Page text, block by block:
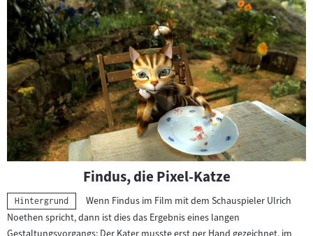
Findus, die Pixel-Katze
Kategorie:
Hintergrund
Wenn Findus im Film mit dem Schauspieler Ulrich
Noethen spricht, dann ist dies das Ergebnis eines langen